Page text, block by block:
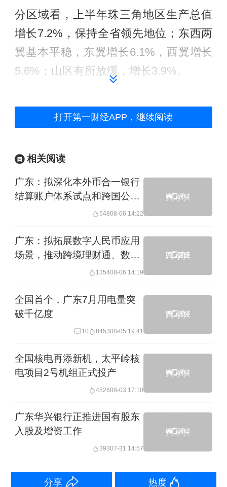
分区域看，上半年珠三角地区生产总值
增长7.2%，保持全省领先地位；东西两
翼基本平稳，东翼增长6.1%，西翼增长
5.6%；山区有所放缓，增长3.9%。
区生产总值增速处于近年低位。从2013
江、揭阳等地市增速处于各季度累计增
速的最低位，且进一步提升压力较大。
此间的一大背景是，2008年后，广东推
达区域高速崛起，连续6年增速超过珠三
角。不过2015年后，粤东西北GDP增
区域GDP增速变异系数看，区域增速差
异在长期缩窄后有所扩大。今年则继续
延续扩大的态势。
珠三角与粤东西北差距的扩大，一方面
是近几年广东尤其是珠三角产业转型升
装备制造业、家电业的智能化，还是东
岸的智能手机等产业的发展都十分突
增长7.5%，分别高于东翼、西翼、山区
打开第一财经APP，继续阅读
相关阅读
广东：拟深化本外币合一银行
结算账户体系试点和跨国公司
本外币一体化资金池试点
54808-06 14:22
广东：拟拓展数字人民币应用
场景，推动跨境理财通、数字
人民币跨境支付等试点扩容
135408-06 14:19
全国首个，广东7月用电量突
破千亿度
10 845308-05 19:41
全国核电再添新机，太平岭核
电项目2号机组正式投产
482608-03 17:10
广东华兴银行正推进国有股东
入股及增资工作
39307-31 14:57
分享 热度